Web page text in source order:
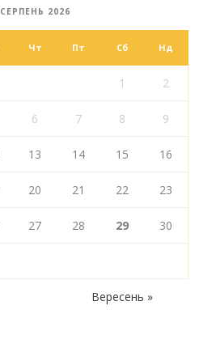
СЕРПЕНЬ 2026
Чт Пт Сб Нд
1 2
6 7 8 9
13 14 15 16
20 21 22 23
27 28 29 30
Вересень »